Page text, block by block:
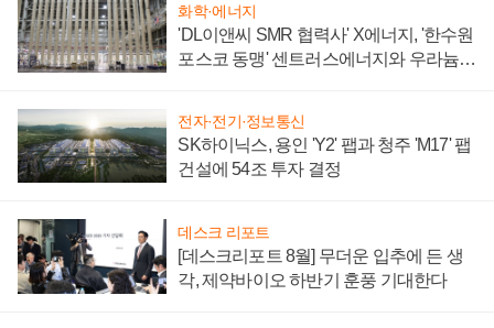
화학·에너지
'DL이앤씨 SMR 협력사' X에너지, '한수원
포스코 동맹' 센트러스에너지와 우라늄
전자·전기·정보통신
SK하이닉스, 용인 'Y2' 팹과 청주 'M17' 팹
건설에 54조 투자 결정
데스크 리포트
[데스크리포트 8월] 무더운 입추에 든 생
각, 제약바이오 하반기 훈풍 기대한다